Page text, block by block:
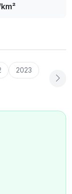
2023